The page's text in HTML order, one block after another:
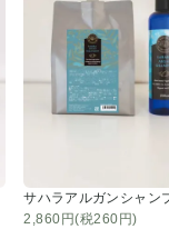
サハラアルガンシャン
2,860円(税260円)